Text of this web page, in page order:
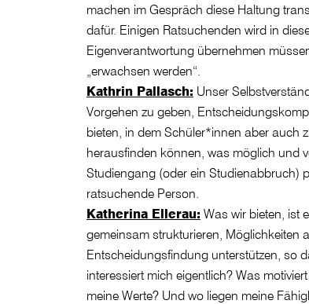
machen im Gespräch diese Haltung
dafür. Einigen Ratsuchenden wird in
Eigenverantwortung übernehmen
„erwachsen werden“.
Kathrin Pallasch: Unser
Vorgehen zu geben,
bieten, in dem Schüler*innen aber auch
herausfinden können, was möglich und
Studiengang (oder ein Studienabbruch)
ratsuchende Person.
Katherina Ellerau: Was wir bieten, ist
gemeinsam strukturieren, Möglichkeiten
Entscheidungsfindung unterstützen, so
interessiert mich eigentlich? Was
meine Werte? Und wo liegen meine